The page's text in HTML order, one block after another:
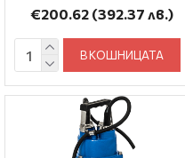
€200.62 (392.37 лв.)
В КОШНИЦАТА